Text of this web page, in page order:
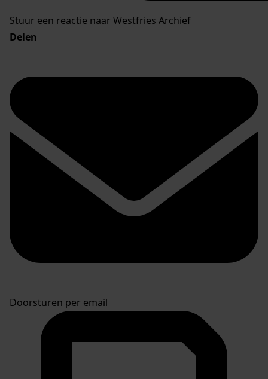
Stuur een reactie naar Westfries Archief
Delen
Doorsturen per email